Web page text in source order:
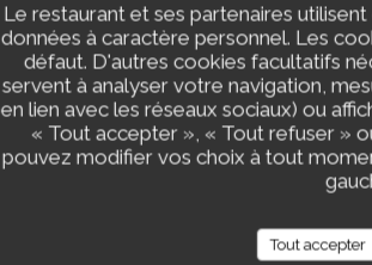
Le restaurant et ses partenaires
données à caractère personnel. Les
défaut. D'autres cookies facultatifs
servent à analyser votre navigation,
en lien avec les réseaux sociaux) ou
« Tout accepter », « Tout refuser »
pouvez modifier vos choix à tout
Tout accepter
CARTE